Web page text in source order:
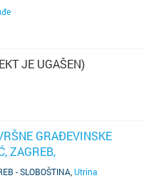
JE UGAŠEN)
GRAĐEVINSKE
ZAGREB,
JE UGAŠEN)
- SLOBOŠTINA Utrina